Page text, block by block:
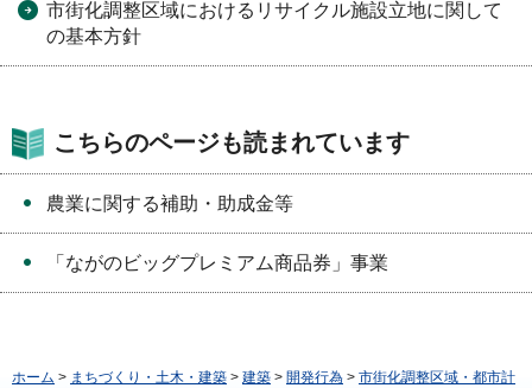
市街化調整区域におけるリサイクル施設立地に関して
の基本方針
こちらのページも読まれています
農業に関する補助・助成金等
「ながのビッグプレミアム商品券」事業
ホーム > まちづくり・土木・建築 > 建築 > 開発行為 > 市街化調整区域・都市計